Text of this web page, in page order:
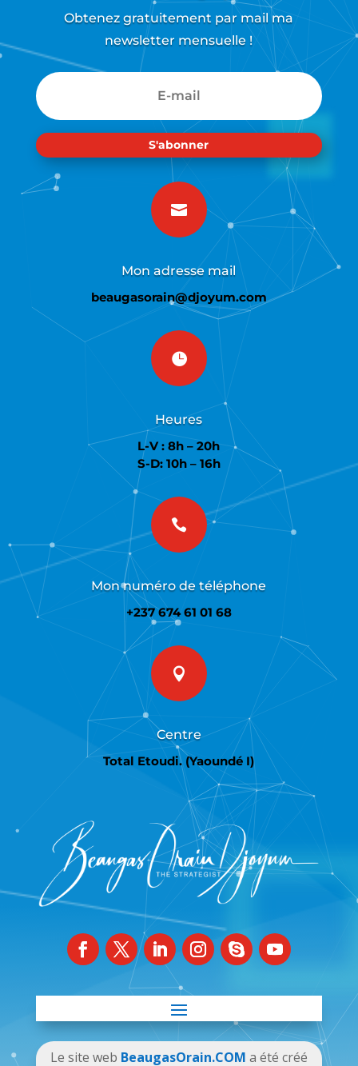
Obtenez gratuitement par mail ma
newsletter mensuelle !
S'abonner

Mon adresse mail
beaugasorain@djoyum.com

Heures
L-V : 8h – 20h
S-D: 10h – 16h

Mon numéro de téléphone
+237 674 61 01 68

Centre
Total Etoudi. (Yaoundé I)
Le site web BeaugasOrain.COM a été créé